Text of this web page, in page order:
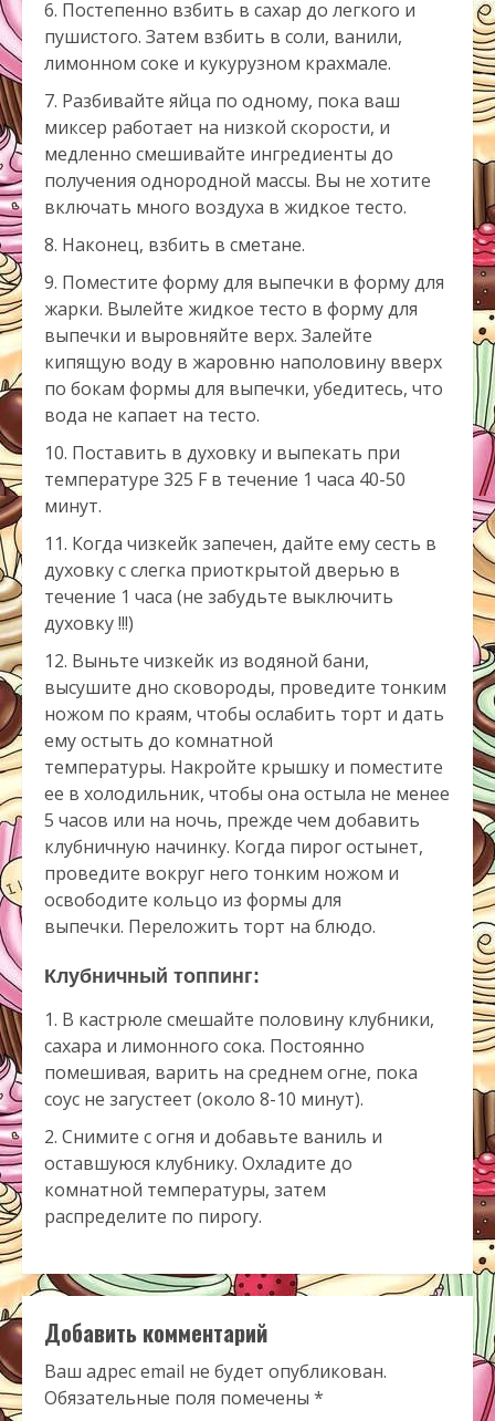
Постепенно взбить в сахар до легкого и
пушистого. Затем взбить в соли, ванили,
лимонном соке и кукурузном крахмале.
Разбивайте яйца по одному, пока ваш
миксер работает на низкой скорости, и
медленно смешивайте ингредиенты до
получения однородной массы. Вы не хотите
включать много воздуха в жидкое тесто.
Наконец, взбить в сметане.
Поместите форму для выпечки в форму для
жарки. Вылейте жидкое тесто в форму для
выпечки и выровняйте верх. Залейте
кипящую воду в жаровню наполовину вверх
по бокам формы для выпечки, убедитесь, что
вода не капает на тесто.
Поставить в духовку и выпекать при
температуре 325 F в течение 1 часа 40-50
минут.
Когда чизкейк запечен, дайте ему сесть в
духовку с слегка приоткрытой дверью в
течение 1 часа (не забудьте выключить
духовку !!!)
Выньте чизкейк из водяной бани,
высушите дно сковороды, проведите тонким
ножом по краям, чтобы ослабить торт и дать
ему остыть до комнатной
температуры. Накройте крышку и поместите
ее в холодильник, чтобы она остыла не менее
5 часов или на ночь, прежде чем добавить
клубничную начинку. Когда пирог остынет,
проведите вокруг него тонким ножом и
освободите кольцо из формы для
выпечки. Переложить торт на блюдо.
Клубничный топпинг:
В кастрюле смешайте половину клубники,
сахара и лимонного сока. Постоянно
помешивая, варить на среднем огне, пока
соус не загустеет (около 8-10 минут).
Снимите с огня и добавьте ваниль и
оставшуюся клубнику. Охладите до
комнатной температуры, затем
распределите по пирогу.
Добавить комментарий
Ваш адрес email не будет опубликован.
Обязательные поля помечены *